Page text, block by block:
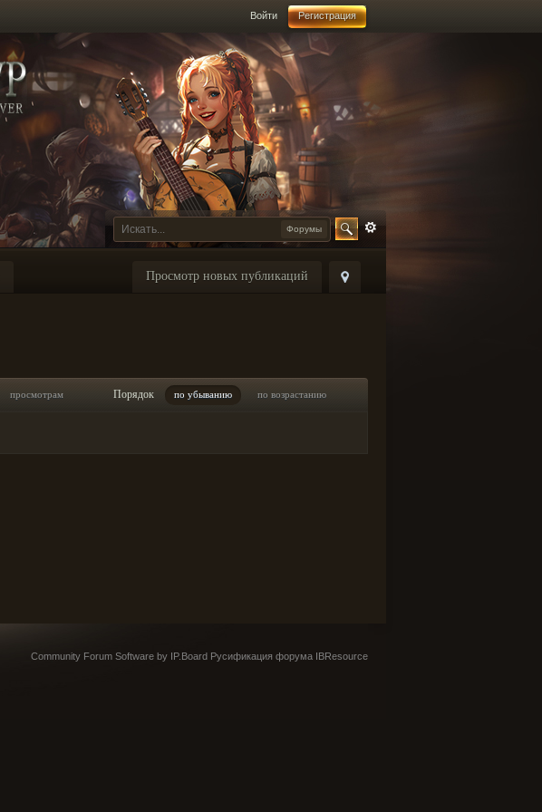
Войти Регистрация
Форумы
Просмотр новых публикаций
просмотрам Порядок по убыванию по возрастанию
Community Forum Software by IP.Board Русификация форума IBResource